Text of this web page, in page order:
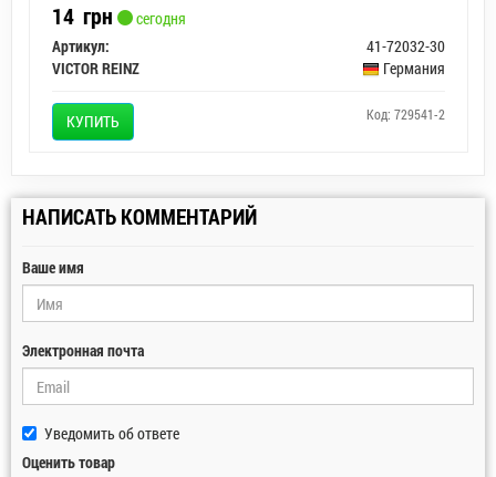
14 грн
сегодня
Артикул:
41-72032-30
VICTOR REINZ
Германия
КУПИТЬ Код: 729541-2
НАПИСАТЬ КОММЕНТАРИЙ
Ваше имя
Электронная почта
Уведомить об ответе
Оценить товар